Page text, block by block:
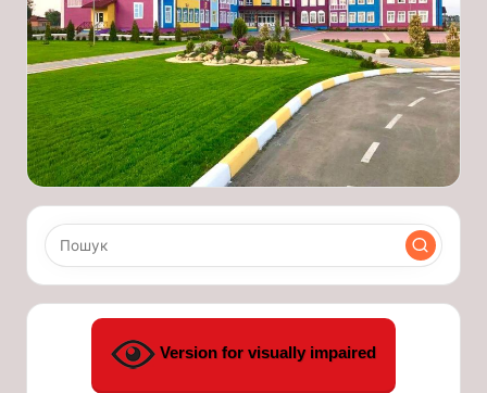
Version for visually impaired